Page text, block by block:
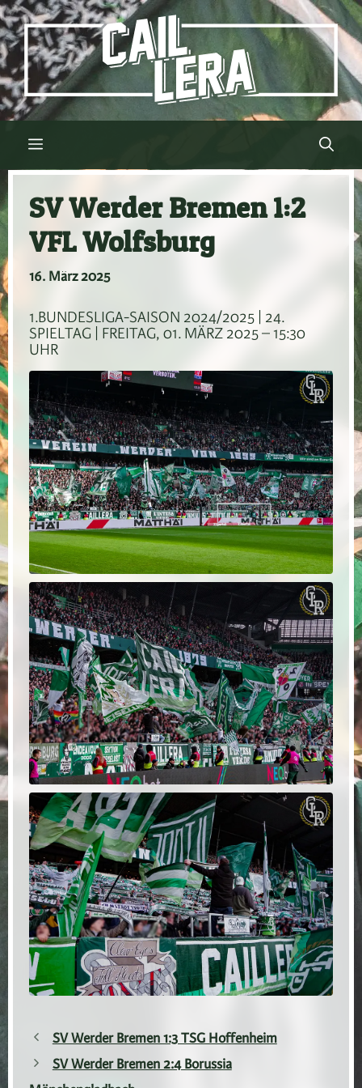
Zum
Inhalt
springen
Menü
SV Werder Bremen 1:2
VFL Wolfsburg
16. März 2025
1.BUNDESLIGA-SAISON 2024/2025 | 24.
SPIELTAG | FREITAG, 01. MÄRZ 2025 – 15:30
UHR
SV Werder Bremen 1:3 TSG Hoffenheim
SV Werder Bremen 2:4 Borussia